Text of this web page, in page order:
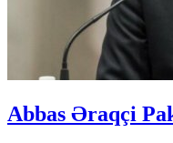
Abbas Əraqçi